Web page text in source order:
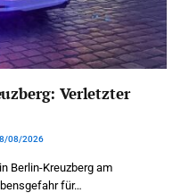
Verletzter
08/2026
Berlin-Kreuzberg am
für…